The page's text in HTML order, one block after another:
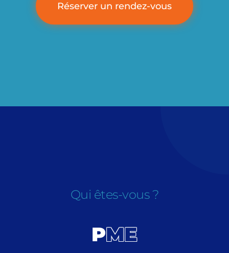
Réserver un rendez-vous
Qui êtes-vous ?
PME